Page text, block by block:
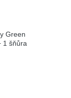
Green
1 šňůra